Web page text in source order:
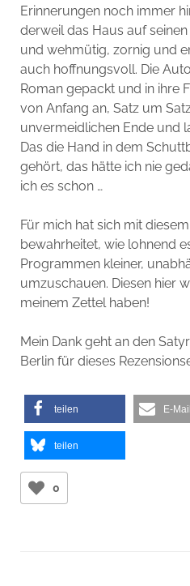
Erinnerungen noch immer
derweil das Haus auf
und wehmütig, zornig und
auch hoffnungsvoll. Die
Roman gepackt und in ihre
von Anfang an, Satz um
unvermeidlichen Ende und
Das die Hand in dem
gehört, das hätte ich nie
ich es schon …
Für mich hat sich mit
bewahrheitet, wie lohnend
Programmen kleiner,
umzuschauen. Diesen hier
meinem Zettel haben!
Mein Dank geht an den
Berlin für dieses
teilen E-Mail
teilen
0